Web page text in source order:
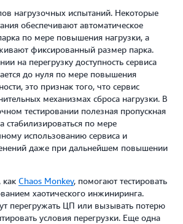
нагрузочных испытаний. Некоторые
обеспечивают автоматическое
по мере повышения нагрузки, а
фиксированный размер парка.
на перегрузку доступность сервиса
до нуля по мере повышения
это признак того, что сервис
механизмах сброса нагрузки. В
тестировании полезная пропускная
стабилизироваться по мере
использованию сервиса и
даже при дальнейшем повышении
как Chaos Monkey, помогают тестировать
хаотического инжиниринга.
перегружать ЦП или вызывать потерю
условия перегрузки. Еще одна